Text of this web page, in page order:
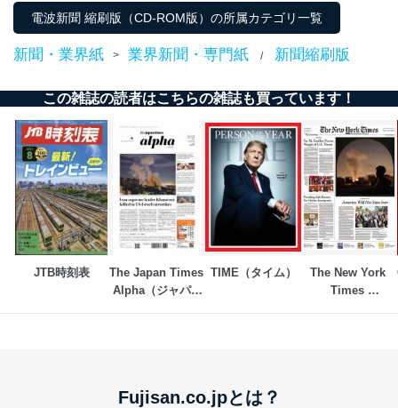
電波新聞 縮刷版（CD-ROM版）の所属カテゴリ一覧
新聞・業界紙 > 業界新聞・専門紙 / 新聞縮刷版
この雑誌の読者はこちらの雑誌も買っています！
JTB時刻表
The Japan Times
Alpha（ジャパン
TIME（タイム）
The New York
Times
Fujisan.co.jpとは？